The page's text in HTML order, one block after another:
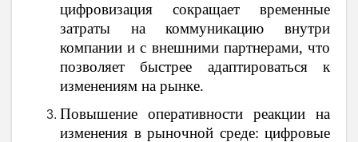
цифровизация сокращает временные
затраты на коммуникацию внутри
компании и с внешними партнерами, что
позволяет быстрее адаптироваться к
изменениям на рынке.
Повышение оперативности реакции на
изменения в рыночной среде: цифровые